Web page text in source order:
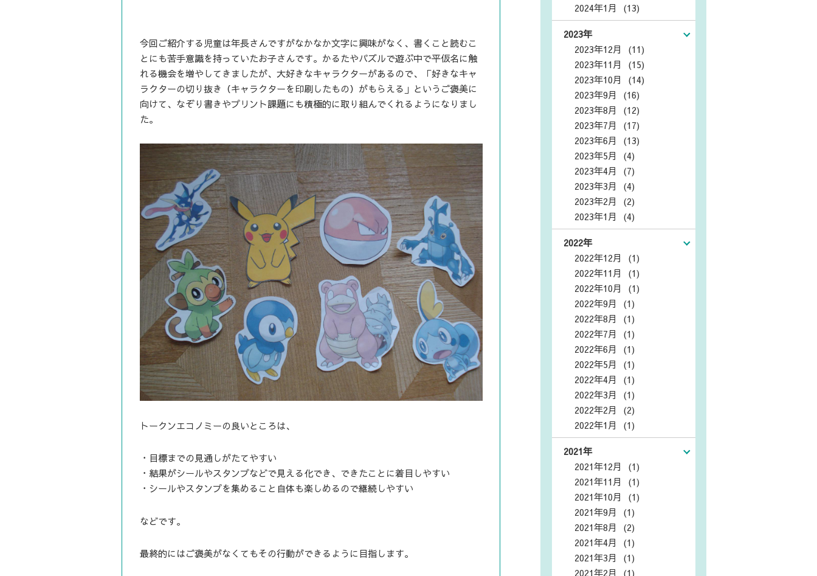
今回ご紹介する児童は年長さんですがなかなか文字に興味がなく、書くこと読むこ
とにも苦手意識を持っていたお子さんです。かるたやパズルで遊ぶ中で平仮名に触
れる機会を増やしてきましたが、大好きなキャラクターがあるので、「好きなキャ
ラクターの切り抜き（キャラクターを印刷したもの）がもらえる」というご褒美に
向けて、なぞり書きやプリント課題にも積極的に取り組んでくれるようになりまし
た。
トークンエコノミーの良いところは、
・目標までの見通しがたてやすい
・結果がシールやスタンプなどで見える化でき、できたことに着目しやすい
・シールやスタンプを集めること自体も楽しめるので継続しやすい
などです。
最終的にはご褒美がなくてもその行動ができるように目指します。
2024年1月 (13)
2023年
2023年12月 (11)
2023年11月 (15)
2023年10月 (14)
2023年9月 (16)
2023年8月 (12)
2023年7月 (17)
2023年6月 (13)
2023年5月 (4)
2023年4月 (7)
2023年3月 (4)
2023年2月 (2)
2023年1月 (4)
2022年
2022年12月 (1)
2022年11月 (1)
2022年10月 (1)
2022年9月 (1)
2022年8月 (1)
2022年7月 (1)
2022年6月 (1)
2022年5月 (1)
2022年4月 (1)
2022年3月 (1)
2022年2月 (2)
2022年1月 (1)
2021年
2021年12月 (1)
2021年11月 (1)
2021年10月 (1)
2021年9月 (1)
2021年8月 (2)
2021年4月 (1)
2021年3月 (1)
2021年2月 (1)